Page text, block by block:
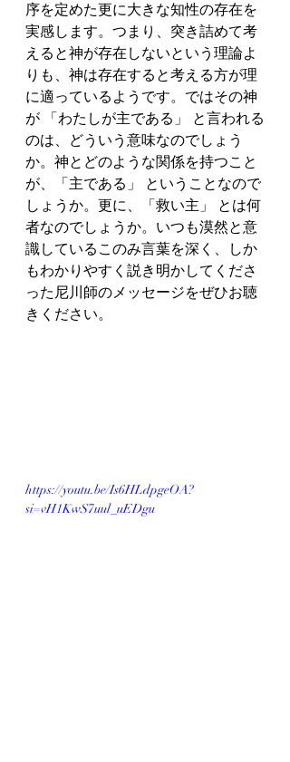
序を定めた更に大きな知性の存在を
実感します。つまり、突き詰めて考
えると神が存在しないという理論よ
りも、神は存在すると考える方が理
に適っているようです。ではその神
が 「わたしが主である」 と言われる
のは、どういう意味なのでしょう
か。神とどのような関係を持つこと
が、「主である」 ということなので
しょうか。更に、「救い主」 とは何
者なのでしょうか。いつも漠然と意
識しているこのみ言葉を深く、しか
もわかりやすく説き明かしてくださ
った尼川師のメッセージをぜひお聴
きください。
https://youtu.be/Is6HLdpgeOA?
si=vH1KwS7uul_uEDgu